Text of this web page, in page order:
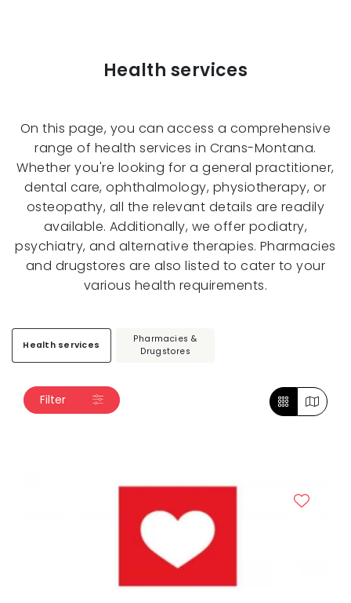
Health services
On this page, you can access a comprehensive
range of health services in Crans-Montana.
Whether you're looking for a general practitioner,
dental care, ophthalmology, physiotherapy, or
osteopathy, all the relevant details are readily
available. Additionally, we offer podiatry,
psychiatry, and alternative therapies. Pharmacies
and drugstores are also listed to cater to your
various health requirements.
Health services
Pharmacies &
Drugstores
Filter